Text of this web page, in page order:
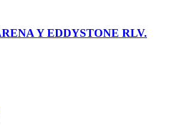
Y EDDYSTONE RLV.